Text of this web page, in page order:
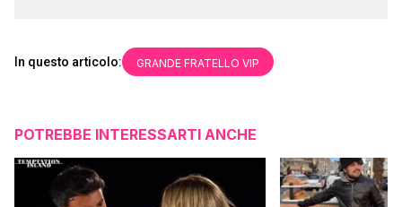
In questo articolo: GRANDE FRATELLO VIP
POTREBBE INTERESSARTI ANCHE